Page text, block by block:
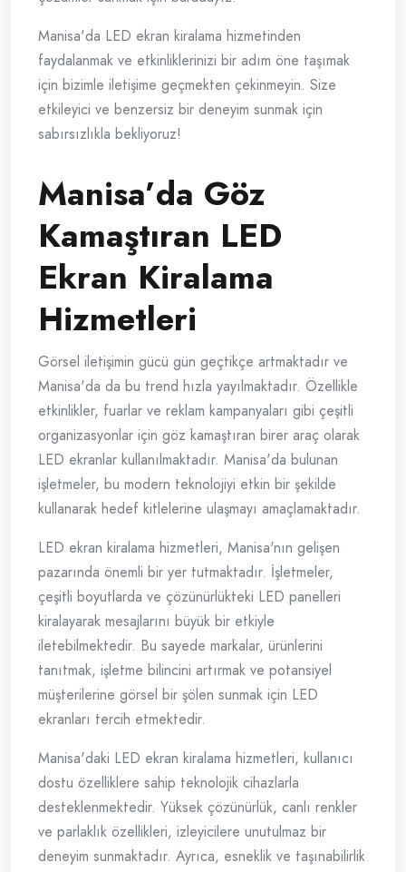
Manisa'da LED ekran kiralama hizmetinden
faydalanmak ve etkinliklerinizi bir adım öne taşımak
için bizimle iletişime geçmekten çekinmeyin. Size
etkileyici ve benzersiz bir deneyim sunmak için
sabırsızlıkla bekliyoruz!
Manisa’da Göz
Kamaştıran LED
Ekran Kiralama
Hizmetleri
Görsel iletişimin gücü gün geçtikçe artmaktadır ve
Manisa'da da bu trend hızla yayılmaktadır. Özellikle
etkinlikler, fuarlar ve reklam kampanyaları gibi çeşitli
organizasyonlar için göz kamaştıran birer araç olarak
LED ekranlar kullanılmaktadır. Manisa'da bulunan
işletmeler, bu modern teknolojiyi etkin bir şekilde
kullanarak hedef kitlelerine ulaşmayı amaçlamaktadır.
LED ekran kiralama hizmetleri, Manisa'nın gelişen
pazarında önemli bir yer tutmaktadır. İşletmeler,
çeşitli boyutlarda ve çözünürlükteki LED panelleri
kiralayarak mesajlarını büyük bir etkiyle
iletebilmektedir. Bu sayede markalar, ürünlerini
tanıtmak, işletme bilincini artırmak ve potansiyel
müşterilerine görsel bir şölen sunmak için LED
ekranları tercih etmektedir.
Manisa'daki LED ekran kiralama hizmetleri, kullanıcı
dostu özelliklere sahip teknolojik cihazlarla
desteklenmektedir. Yüksek çözünürlük, canlı renkler
ve parlaklık özellikleri, izleyicilere unutulmaz bir
deneyim sunmaktadır. Ayrıca, esneklik ve taşınabilirlik